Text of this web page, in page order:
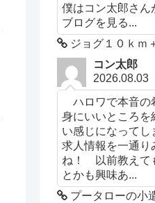
僕はコン太郎さん
ブログを見る...
ジョグ１０ｋｍ
コン太郎
2026.08.03
ハロワで本音の
身にいいところを
い感じになってし
求人情報を一通り
ね！ 以前教えて
とかも興味あ...
プータローの小